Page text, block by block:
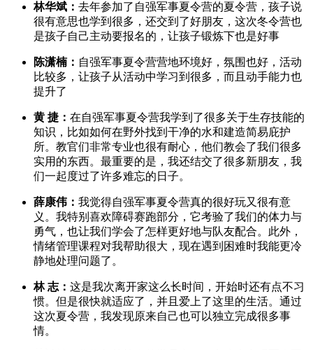
林华斌： 去年参加了自强军事夏令营的夏令营，孩子说
很有意思也学到很多，还交到了好朋友，这次冬令营也
是孩子自己主动要报名的，让孩子锻炼下也是好事
陈潇楠： 自强军事夏令营营地环境好，氛围也好，活动
比较多，让孩子从活动中学习到很多，而且动手能力也
提升了
黄 捷： 在自强军事夏令营我学到了很多关于生存技能的
知识，比如如何在野外找到干净的水和建造简易庇护
所。教官们非常专业也很有耐心，他们教会了我们很多
实用的东西。最重要的是，我还结交了很多新朋友，我
们一起度过了许多难忘的日子。
薛康伟： 我觉得自强军事夏令营真的很好玩又很有意
义。我特别喜欢障碍赛跑部分，它考验了我们的体力与
勇气，也让我们学会了怎样更好地与队友配合。此外，
情绪管理课程对我帮助很大，现在遇到困难时我能更冷
静地处理问题了。
林 志： 这是我次离开家这么长时间，开始时还有点不习
惯。但是很快就适应了，并且爱上了这里的生活。通过
这次夏令营，我发现原来自己也可以独立完成很多事
情。